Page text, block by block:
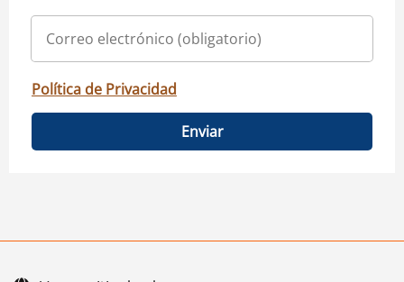
Política de Privacidad
Enviar